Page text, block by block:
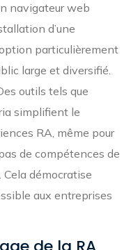
navigateur web
d’une
particulièrement
large et diversifié.
outils tels que
simplifient le
RA, même pour
de compétences de
démocratise
aux entreprises